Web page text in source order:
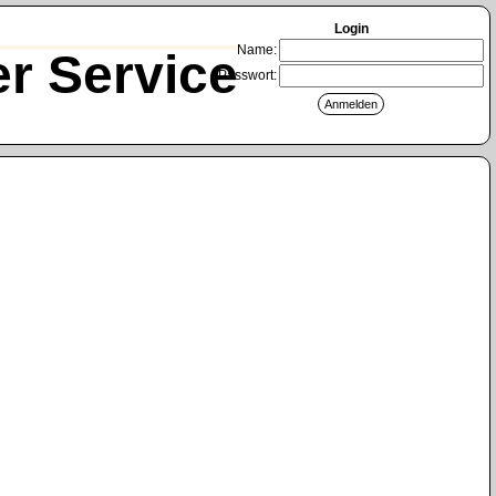
Service
Login
Name:
Passwort: